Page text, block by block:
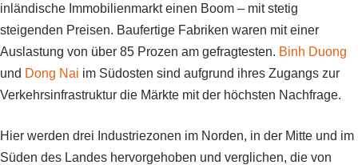
inländische Immobilienmarkt einen Boom – mit stetig
steigenden Preisen. Baufertige Fabriken waren mit einer
Auslastung von über 85 Prozen am gefragtesten. Binh Duong
und Dong Nai im Südosten sind aufgrund ihres Zugangs zur
Verkehrsinfrastruktur die Märkte mit der höchsten Nachfrage.
Hier werden drei Industriezonen im Norden, in der Mitte und im
Süden des Landes hervorgehoben und verglichen, die von